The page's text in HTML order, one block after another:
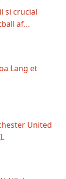
si crucial
af…
Lang et
United